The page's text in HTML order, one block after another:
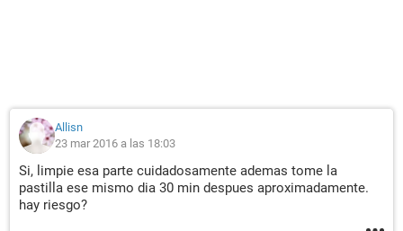
Allisn
23 mar 2016 a las 18:03
Si, limpie esa parte cuidadosamente ademas tome la
pastilla ese mismo dia 30 min despues aproximadamente.
hay riesgo?